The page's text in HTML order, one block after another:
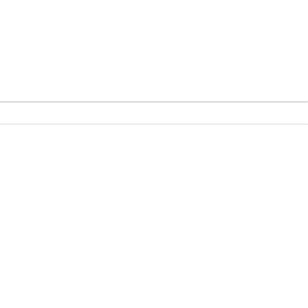
de caractère, d’environ 319 m², édifiée sur un terrain
anciennes dans chaque chambre.
d’une rare élégance.
au RSAC de PONTOISE sous le numéro